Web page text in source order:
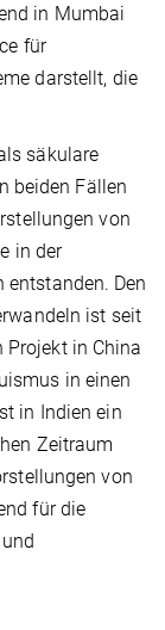
in Mumbai
für
darstellt, die
säkulare
beiden Fällen
von
in der
Den
ist seit
in China
in einen
in Indien ein
Zeitraum
von
für die